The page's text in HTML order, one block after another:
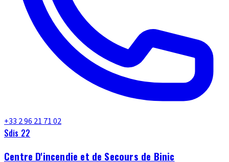
+33 2 96 21 71 02
Sdis 22
Centre D'incendie et de Secours de Binic